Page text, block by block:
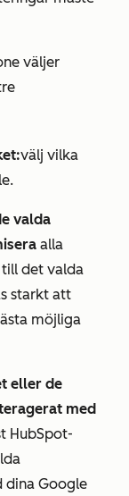
väljer
välj vilka
valda
alla
det valda
starkt att
möjliga
eller de
med
HubSpot-
dina Google